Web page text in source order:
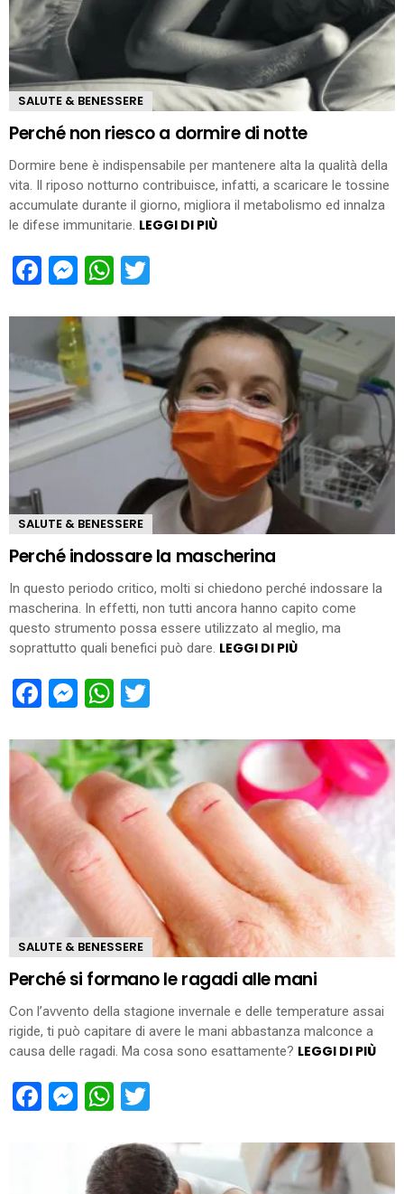
SALUTE & BENESSERE
Perché non riesco a dormire di notte
Dormire bene è indispensabile per mantenere alta la qualità della
vita. Il riposo notturno contribuisce, infatti, a scaricare le tossine
accumulate durante il giorno, migliora il metabolismo ed innalza
le difese immunitarie. LEGGI DI PIÙ
Facebook
Messenger
WhatsApp
SALUTE & BENESSERE
Perché indossare la mascherina
In questo periodo critico, molti si chiedono perché indossare la
mascherina. In effetti, non tutti ancora hanno capito come
questo strumento possa essere utilizzato al meglio, ma
soprattutto quali benefici può dare. LEGGI DI PIÙ
Facebook
Messenger
WhatsApp
SALUTE & BENESSERE
Perché si formano le ragadi alle mani
Con l’avvento della stagione invernale e delle temperature assai
rigide, ti può capitare di avere le mani abbastanza malconce a
causa delle ragadi. Ma cosa sono esattamente? LEGGI DI PIÙ
Facebook
Messenger
WhatsApp